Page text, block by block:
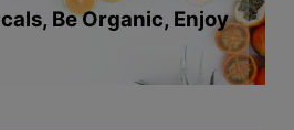
Be Organic, Enjoy